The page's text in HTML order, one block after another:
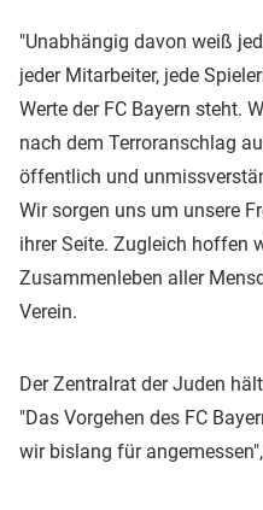
"Unabhängig davon weiß
jeder Mitarbeiter, jede
Werte der FC Bayern steht.
nach dem Terroranschlag
öffentlich und
Wir sorgen uns um unsere
ihrer Seite. Zugleich hoffen
Zusammenleben aller
Verein.
Der Zentralrat der Juden
"Das Vorgehen des FC
wir bislang für